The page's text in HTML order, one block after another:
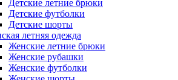
Детские летние брюки
Детские футболки
Детские шорты
летняя одежда
Женские летние брюки
Женские рубашки
Женские футболки